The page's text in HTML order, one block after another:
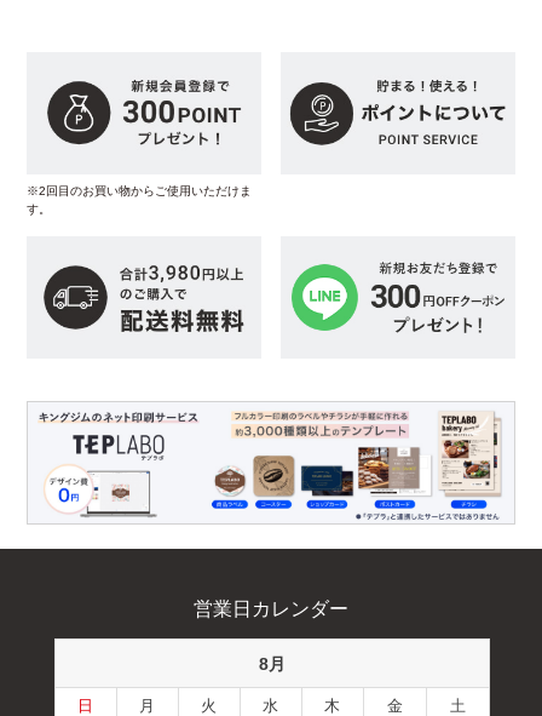
※2回目のお買い物からご使用いただけま
す。
営業日カレンダー
8月
日 月 火 水 木 金
土